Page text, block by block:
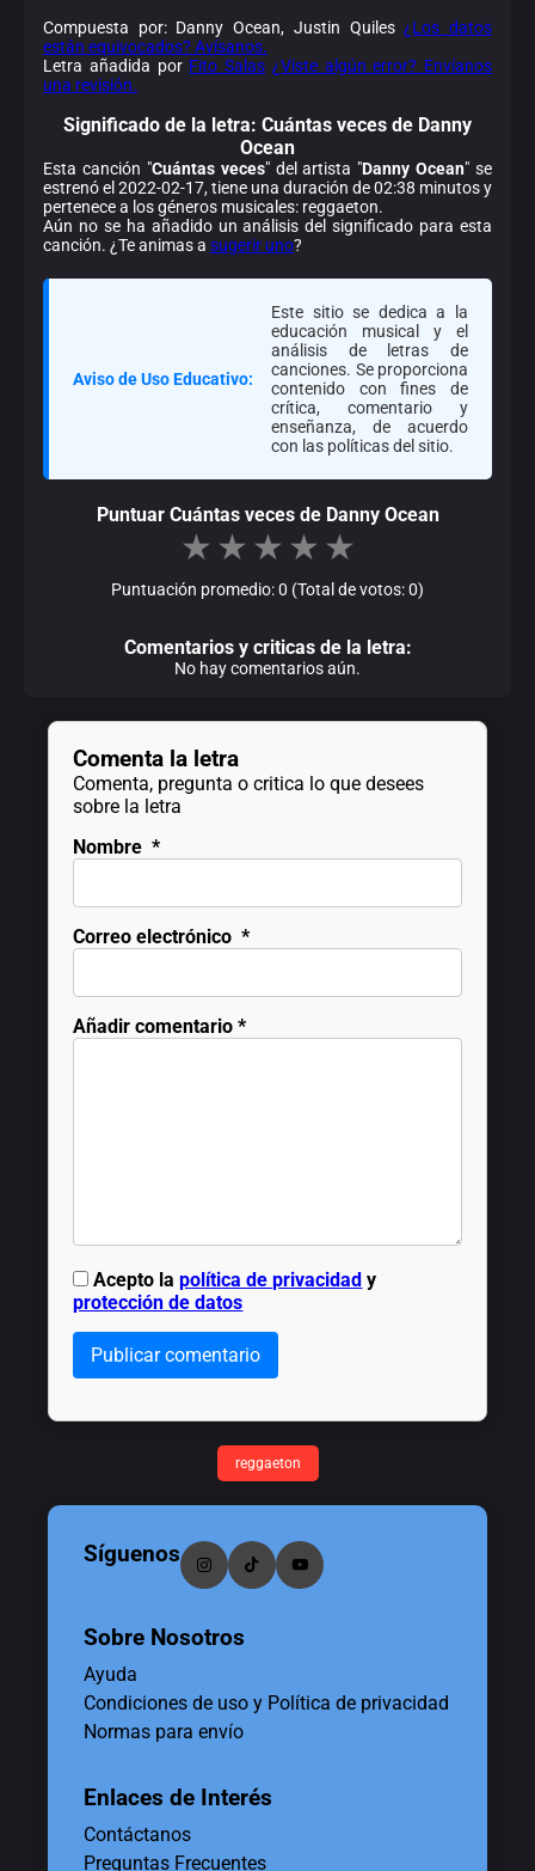
Compuesta por: Danny Ocean, Justin Quiles¿Los datos
están equivocados? Avísanos.
Letra añadida por Fito Salas ¿Viste algún error? Envíanos
una revisión.
Significado de la letra: Cuántas veces de Danny
Ocean
Esta canción "Cuántas veces" del artista "Danny Ocean" se
estrenó el 2022-02-17, tiene una duración de 02:38 minutos y
pertenece a los géneros musicales: reggaeton.
Aún no se ha añadido un análisis del significado para esta
canción. ¿Te animas a sugerir uno?
Aviso de Uso Educativo:
Este sitio se dedica a la
educación musical y el
análisis de letras de
canciones. Se proporciona
contenido con fines de
crítica, comentario y
enseñanza, de acuerdo
con las políticas del sitio.
Puntuar Cuántas veces de Danny Ocean
★ ★ ★ ★ ★
Puntuación promedio: 0 (Total de votos: 0)
Comentarios y criticas de la letra:
No hay comentarios aún.
Comenta la letra
Comenta, pregunta o critica lo que desees
sobre la letra
Nombre *
Correo electrónico *
Añadir comentario *
Acepto lapolítica de privacidad y
protección de datos
Publicar comentario
reggaeton
Síguenos
Sobre Nosotros
Ayuda
Condiciones de uso y Política de privacidad
Normas para envío
Enlaces de Interés
Contáctanos
Preguntas Frecuentes